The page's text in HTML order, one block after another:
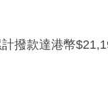
撥款達港幣